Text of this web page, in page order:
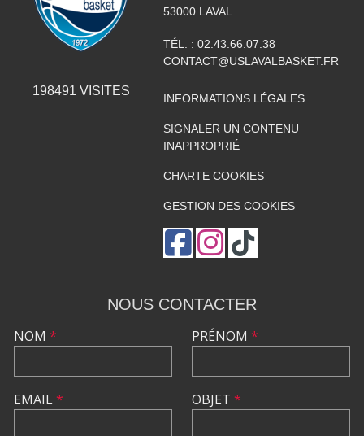
198491 VISITES
53000 LAVAL
TÉL. : 02.43.66.07.38
CONTACT@USLAVALBASKET.FR
INFORMATIONS LÉGALES
SIGNALER UN CONTENU
INAPPROPRIÉ
CHARTE COOKIES
GESTION DES COOKIES
NOUS CONTACTER
NOM *
EMAIL*
PRÉNOM *
OBJET *